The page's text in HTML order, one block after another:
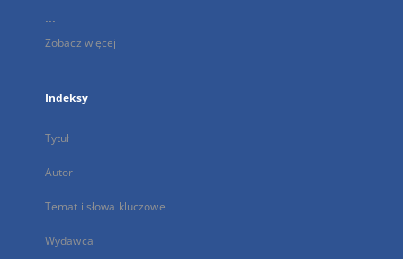
...
Zobacz więcej
Indeksy
Tytuł
Autor
Temat i słowa kluczowe
Wydawca